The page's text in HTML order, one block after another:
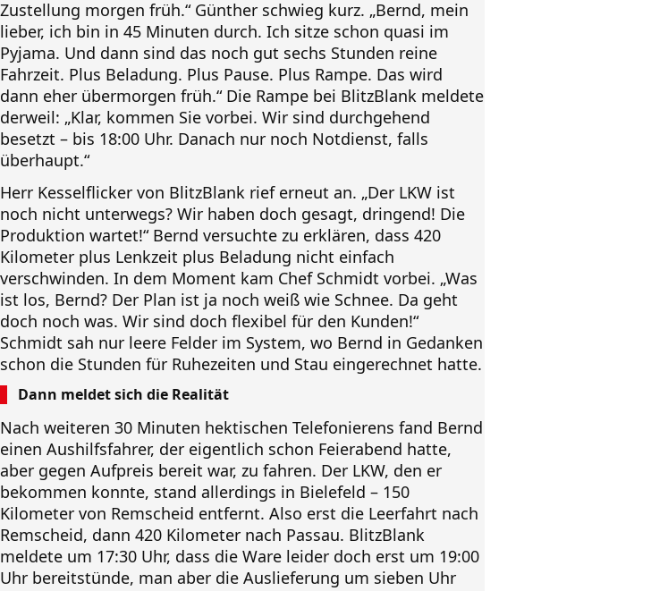
Zustellung morgen früh.“ Günther schwieg kurz. „Bernd, mein
lieber, ich bin in 45 Minuten durch. Ich sitze schon quasi im
Pyjama. Und dann sind das noch gut sechs Stunden reine
Fahrzeit. Plus Beladung. Plus Pause. Plus Rampe. Das wird
dann eher übermorgen früh.“ Die Rampe bei BlitzBlank meldete
derweil: „Klar, kommen Sie vorbei. Wir sind durchgehend
besetzt – bis 18:00 Uhr. Danach nur noch Notdienst, falls
überhaupt.“
Herr Kesselflicker von BlitzBlank rief erneut an. „Der LKW ist
noch nicht unterwegs? Wir haben doch gesagt, dringend! Die
Produktion wartet!“ Bernd versuchte zu erklären, dass 420
Kilometer plus Lenkzeit plus Beladung nicht einfach
verschwinden. In dem Moment kam Chef Schmidt vorbei. „Was
ist los, Bernd? Der Plan ist ja noch weiß wie Schnee. Da geht
doch noch was. Wir sind doch flexibel für den Kunden!“
Schmidt sah nur leere Felder im System, wo Bernd in Gedanken
schon die Stunden für Ruhezeiten und Stau eingerechnet hatte.
Dann meldet sich die Realität
Nach weiteren 30 Minuten hektischen Telefonierens fand Bernd
einen Aushilfsfahrer, der eigentlich schon Feierabend hatte,
aber gegen Aufpreis bereit war, zu fahren. Der LKW, den er
bekommen konnte, stand allerdings in Bielefeld – 150
Kilometer von Remscheid entfernt. Also erst die Leerfahrt nach
Remscheid, dann 420 Kilometer nach Passau. BlitzBlank
meldete um 17:30 Uhr, dass die Ware leider doch erst um 19:00
Uhr bereitstünde, man aber die Auslieferung um sieben Uhr